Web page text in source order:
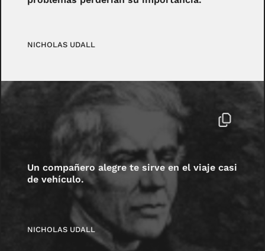
NICHOLAS UDALL
Un compañero alegre te sirve en el viaje casi
de vehículo.
NICHOLAS UDALL